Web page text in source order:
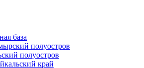
база
полуостров
полуостров
край